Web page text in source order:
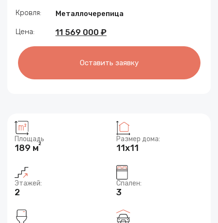
Кровля: Металлочерепица
Цена: 11 569 000 ₽
Оставить заявку
Площадь
189 м2
Размер дома:
11x11
Этажей:
2
Спален:
3